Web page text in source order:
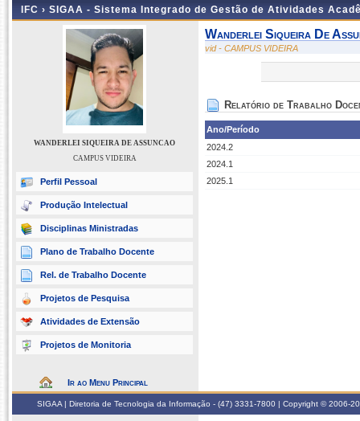
IFC › SIGAA - Sistema Integrado de Gestão de Atividades
WANDERLEI SIQUEIRA DE ASSUNCAO
CAMPUS VIDEIRA
Perfil Pessoal
Produção Intelectual
Disciplinas Ministradas
Plano de Trabalho Docente
Rel. de Trabalho Docente
Projetos de Pesquisa
Atividades de Extensão
Projetos de Monitoria
Ir ao Menu Principal
Wanderlei Siqueira De
vid - CAMPUS VIDEIRA
Relatório de Trabalho
Ano/Período
2024.2
2024.1
2025.1
SIGAA | Diretoria de Tecnologia da Informação - (47) 3331-7800 | Copyright © 2006-